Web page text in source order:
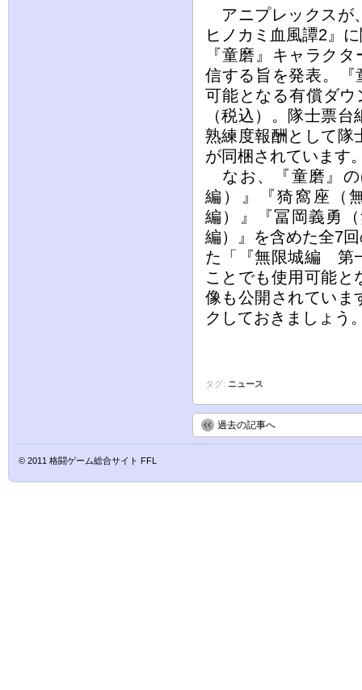
アニプレックスが
ヒノカミ血風譚2』
『童磨』キャラク
信する旨を発表。『
可能となる有償ダ
（税込）。隊士票
熟練度報酬として隊
が同梱されています
なお、『童磨』の
編）』『猗窩座（
編）』『冨岡義勇
編）』を含めた全7
た「『無限城編 第
ことでも使用可能と
像も公開されていま
クしておきましょう
タグ: ニュース
過去の記事へ
© 2011 格闘ゲーム総合サイト FFL